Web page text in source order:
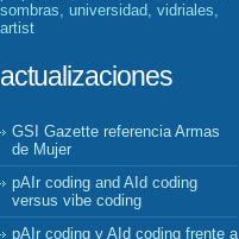
sombras, universidad, vidriales,
artist
actualizaciones
GSI Gazette referencia Armas
de Mujer
pAIr coding and AId coding
versus vibe coding
pAIr coding y AId coding frente a